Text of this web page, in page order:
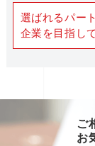
選ばれるパー
企業を目指して
ご
お